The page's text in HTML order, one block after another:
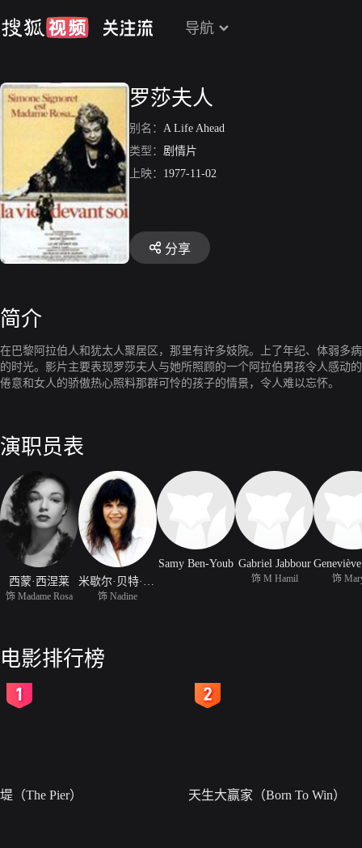
导航
罗莎夫人
别名： A Life Ahead
类型： 剧情片
上映： 1977-11-02
分享
简介
在巴黎阿拉伯人和犹太人聚居区，那里有许多妓院。上了年纪、体弱多
的时光。影片主要表现罗莎夫人与她所照顾的一个阿拉伯男孩令人感动
倦意和女人的骄傲热心照料那群可怜的孩子的情景，令人难以忘怀。
演职员表
西蒙·西涅莱
饰 Madame Rosa 饰 Nadine
Samy Ben-Youb Gabriel Jabbour
饰 M Hamil 饰
电影排行榜
堤（The Pier） 天生大赢家（Born To Win）